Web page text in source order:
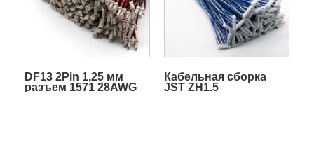
DF13 2Pin 1,25 мм
разъем 1571 28AWG
Кабельная сборка
JST ZH1.5